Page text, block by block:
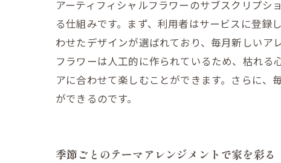
アーティフィシャルフラワーのサブスクリプ
る仕組みです。まず、利用者はサービスに登
わせたデザインが選ばれており、毎月新しいア
フラワーは人工的に作られているため、枯れ
アに合わせて楽しむことができます。さらに
ができるのです。
季節ごとのテーマアレンジメントで家を彩る